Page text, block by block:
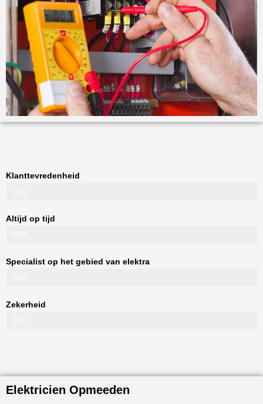
Klanttevredenheid
Altijd op tijd
Specialist op het gebied van elektra
Zekerheid
Elektricien Opmeeden